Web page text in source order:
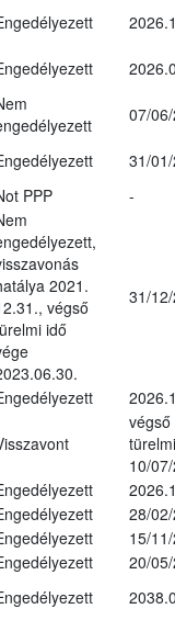
07/
31/
PPP -
2021.
végső
idő
31/
végső
10/
28/
15/
20/